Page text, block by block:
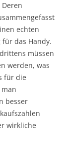
echten
das Handy.
müssen
werden, was
für die
besser
wirkliche